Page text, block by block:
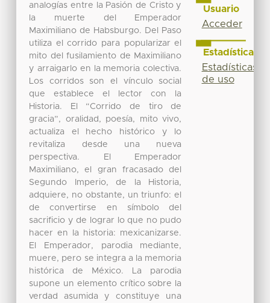
analogías entre la Pasión de Cristo y
la muerte del Emperador
Maximiliano de Habsburgo. Del Paso
utiliza el corrido para popularizar el
mito del fusilamiento de Maximiliano
y arraigarlo en la memoria colectiva.
Los corridos son el vínculo social
que establece el lector con la
Historia. El “Corrido de tiro de
gracia”, oralidad, poesía, mito vivo,
actualiza el hecho histórico y lo
revitaliza desde una nueva
perspectiva. El Emperador
Maximiliano, el gran fracasado del
Segundo Imperio, de la Historia,
adquiere, no obstante, un triunfo: el
de convertirse en símbolo del
sacrificio y de lograr lo que no pudo
hacer en la historia: mexicanizarse.
El Emperador, parodia mediante,
muere, pero se integra a la memoria
histórica de México. La parodia
supone un elemento crítico sobre la
verdad asumida y constituye una
Usuario
Acceder
Estadísticas
Estadísticas
de uso